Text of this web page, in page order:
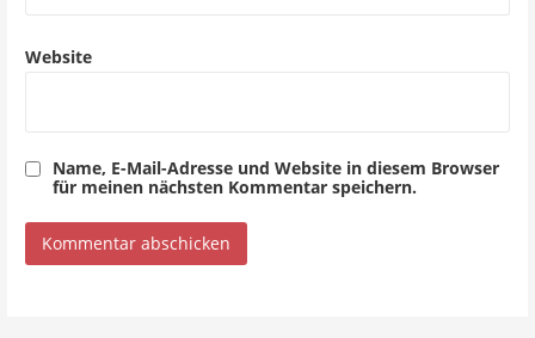
Website
Name, E-Mail-Adresse und Website in diesem Browser
für meinen nächsten Kommentar speichern.